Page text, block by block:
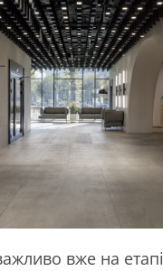
вже на етапі